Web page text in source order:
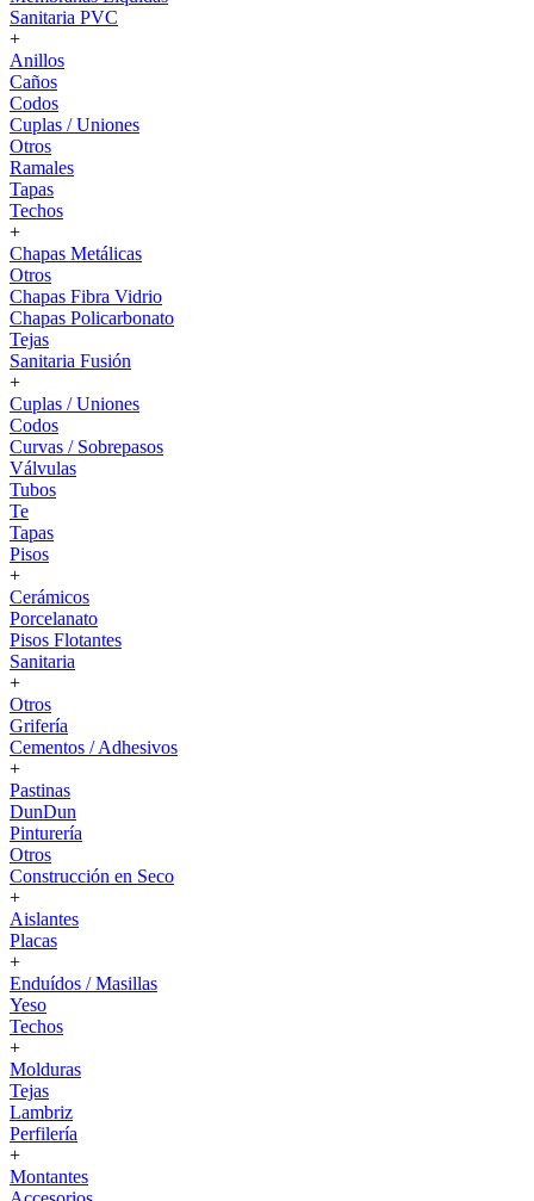
Sanitaria PVC
+
Anillos
Caños
Codos
Cuplas / Uniones
Otros
Ramales
Tapas
Techos
+
Chapas Metálicas
Otros
Chapas Fibra Vidrio
Chapas Policarbonato
Tejas
Sanitaria Fusión
+
Cuplas / Uniones
Codos
Curvas / Sobrepasos
Válvulas
Tubos
Te
Tapas
Pisos
+
Cerámicos
Porcelanato
Pisos Flotantes
Sanitaria
+
Otros
Grifería
Cementos / Adhesivos
+
Pastinas
DunDun
Pinturería
Otros
Construcción en Seco
+
Aislantes
Placas
+
Enduídos / Masillas
Yeso
Techos
+
Molduras
Tejas
Lambriz
Perfilería
+
Montantes